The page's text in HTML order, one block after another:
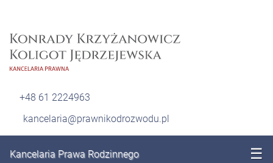
+48 61 2224963
kancelaria@prawnikodrozwodu.pl
Kancelaria Prawa Rodzinnego ☰